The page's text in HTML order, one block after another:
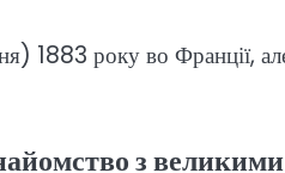
1883 року во Франції,
з